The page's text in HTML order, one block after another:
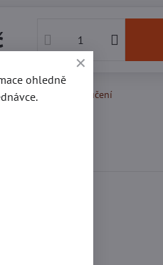
Oblíbeným Doručení
ohledně